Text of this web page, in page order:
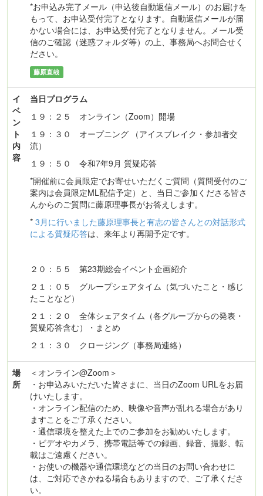
*お申込み完了メール（申込後自動返信メール）のお届けを
もって、お申込受付完了となります。自動返信メールが届
かない場合には、お申込受付完了となりません。メール受
信のご確認（迷惑フォルダ等）の上、事務局へお問合せく
ださい。
藤原直哉
イ
ベ
ン
ト
内
容
当日プログラム
１９：２５ オンライン（Zoom）開場
１９：３０ オープニング （アイスブレイク・参加者交
流）
１９：５０ 令和7年9月 質疑応答
*開催前に会員限定でお寄せいただくご質問（質問受付のご
案内は会員限定ML配信予定）と、当日ご参加くださる皆さ
んからのご質問に藤原理事長がお答えします。
* 3月に行いました藤原理事長と有志の皆さんとの対話形式
による質疑応答は、来年より再開予定です。
２０：５５ 第23期総会イベント企画紹介
２１：０５ グループシェアタイム（気づいたこと・感じ
たことなど）
２１：２０ 全体シェアタイム（各グループからの発表・
質疑応答含む）・まとめ
２１：３０ クロージング（事務局連絡）
場
所
＜オンライン@Zoom＞
・お申込みいただいた皆さまに、当日のZoom URLをお届
けいたします。
・オンライン配信のため、映像や音声が乱れる場合があり
ますことをご了承ください。
・通信環境を整えた上でのご参加をお勧めいたします。
・ビデオやカメラ、携帯電話等での録画、録音、撮影、転
載はご遠慮ください。
・お使いの機器や通信環境などの当日のお問い合わせに
は、ご対応できかねる場合もありますので、ご了承くださ
い。